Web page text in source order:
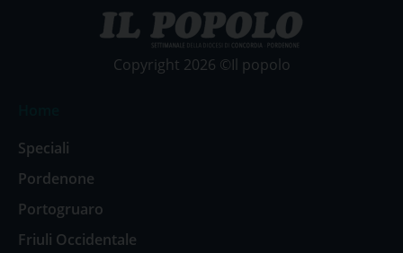
Copyright 2026 ©Il popolo
Speciali
Pordenone
Portogruaro
Friuli Occidentale